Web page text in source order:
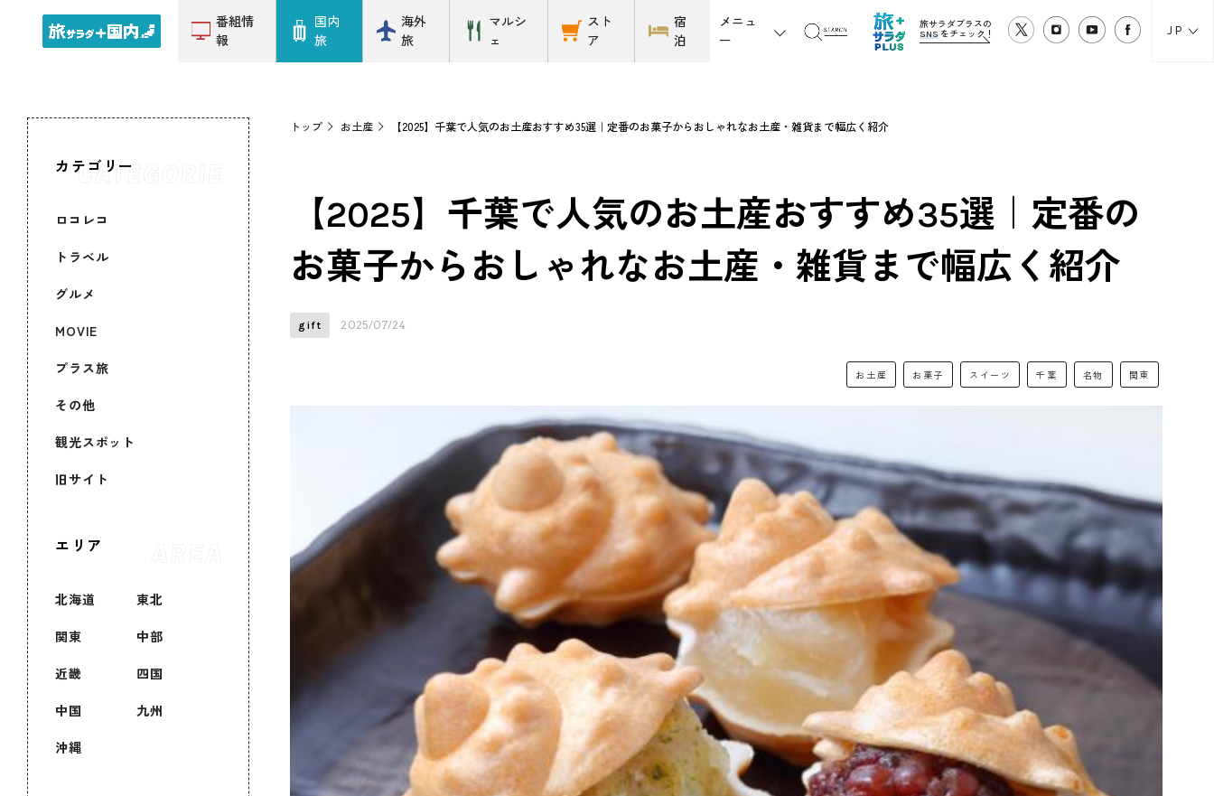
番組情
報
国内
旅
海外
旅
マルシ
ェ
スト
ア
宿
泊
メニュ
ー
旅サラダプラスの
SNS をチェック！ JP
カテゴリー
ロコレコ
トラベル
グルメ
MOVIE
プラス旅
その他
観光スポット
旧サイト
エリア
北海道 東北
関東 中部
近畿 四国
中国 九州
沖縄
トップ お土産 【2025】千葉で人気のお土産おすすめ35選｜定番のお菓子からおしゃれなお土産・雑貨まで幅広く紹介
【2025】千葉で人気のお土産おすすめ35選｜定番の
お菓子からおしゃれなお土産・雑貨まで幅広く紹介
gift 2025/07/24
お土産 お菓子 スイーツ 千葉 名物 関東